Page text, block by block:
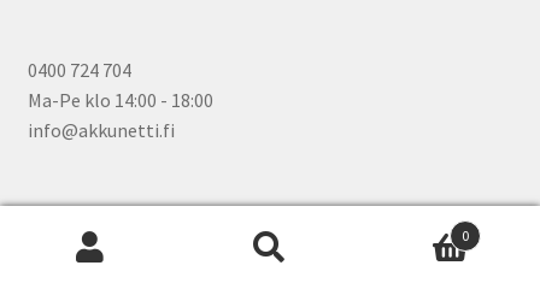
0400 724 704
Ma-Pe klo 14:00 - 18:00
info@akkunetti.fi
0